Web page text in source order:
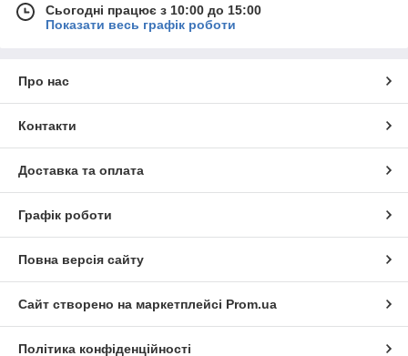
Сьогодні працює з 10:00 до 15:00
Показати весь графік роботи
Про нас
Контакти
Доставка та оплата
Графік роботи
Повна версія сайту
Сайт створено на маркетплейсі Prom.ua
Політика конфіденційності